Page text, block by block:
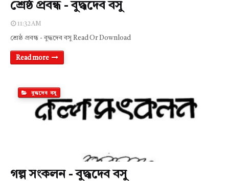
শ্রেষ্ঠ প্রবন্ধ - বুদ্ধদেব বসু
11:32 AM
শ্রেষ্ঠ প্রবন্ধ - বুদ্ধদেব বসু Read Or Download
Read more
বুদ্ধদেব বসু
গল্প সংকলন - বুদ্ধদেব বসু